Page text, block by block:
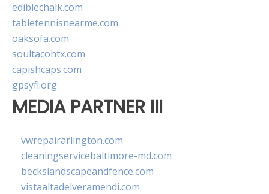
ediblechalk.com
tabletennisnearme.com
oaksofa.com
soultacohtx.com
capishcaps.com
gpsyfl.org
MEDIA PARTNER III
vwrepairarlington.com
cleaningservicebaltimore-md.com
beckslandscapeandfence.com
vistaaltadelveramendi.com